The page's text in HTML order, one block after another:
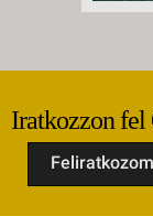
Iratkozzon fel
Feliratkozom